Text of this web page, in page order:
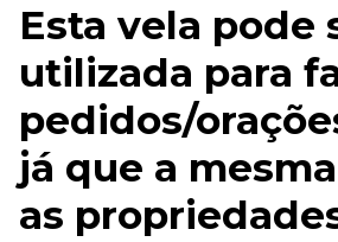
Esta vela pode
utilizada para
pedidos/
já que a
as